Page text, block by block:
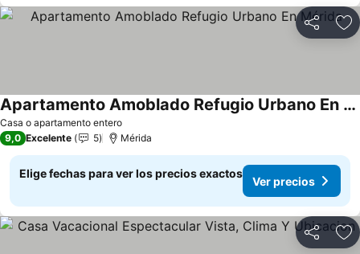
Compartir
Casa o apartamento entero
Apartamento Amoblado Refugio Urbano En Mérida
9,0 Excelente 5 Mérida
Elige fechas para ver los precios exactos
Ver precios
Compartir